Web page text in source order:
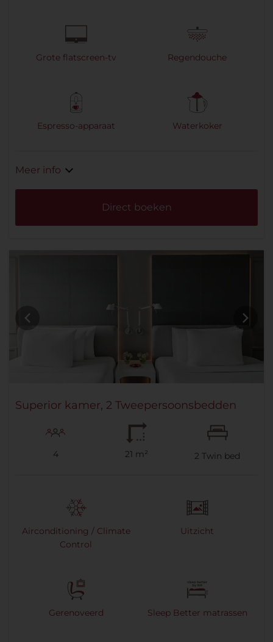
Grote flatscreen-tv Regendouche
Espresso-apparaat Waterkoker
Meer info
Direct boeken
Superior kamer, 2 Tweepersoonsbedden
4 21 m² 2 Twin bed
Airconditioning / Climate
Control
Uitzicht
Gerenoveerd Sleep Better matrassen